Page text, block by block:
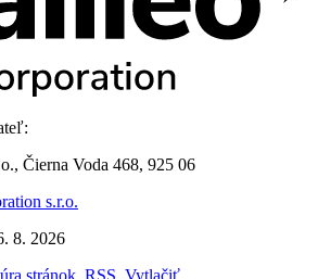
Čierna Voda 468, 925 06
s.r.o.
8. 2026
stránok RSS Vytlačiť